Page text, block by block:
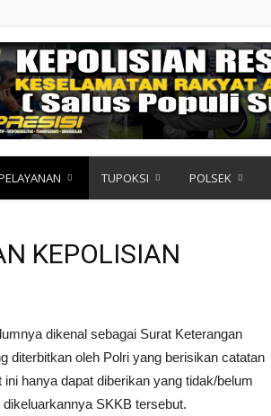
TUPOKSI POLSEK
KEPOLISIAN
dikenal sebagai Surat Keterangan
diterbitkan oleh Polri yang berisikan catatan
hanya dapat diberikan yang tidak/belum
SKKB tersebut.